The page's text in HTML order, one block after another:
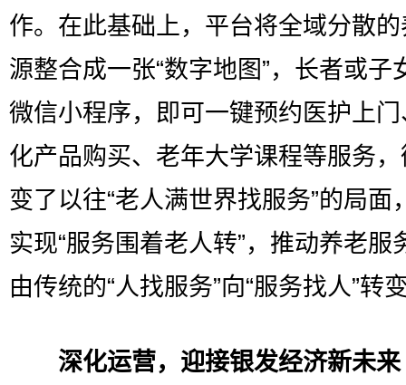
作。在此基础上，平台将全域分散
源整合成一张“数字地图”，长者或子
微信小程序，即可一键预约医护上
化产品购买、老年大学课程等服务
变了以往“老人满世界找服务”的局面
实现“服务围着老人转”，推动养老服
由传统的“人找服务”向“服务找人”转
深化运营，迎接银发经济新未来